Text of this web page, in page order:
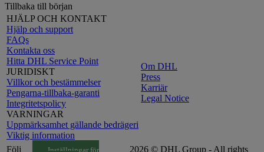
Tillbaka till början
HJÄLP OCH KONTAKT
Hjälp och support
FAQs
Kontakta oss
Hitta DHL Service Point
JURIDISKT
Villkor och bestämmelser
Pengarna-tillbaka-garanti
Integritetspolicy
VARNINGAR
Uppmärksamhet gällande bedrägeri
Viktig information
Om DHL
Press
Karriär
Legal Notice
Följ
Inställningar för
2026 © DHL Group - All rights